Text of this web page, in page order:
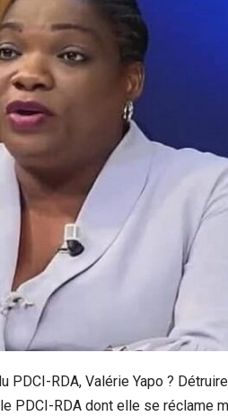
PDCI-RDA, Valérie Yapo ?
PDCI-RDA dont elle se réclame